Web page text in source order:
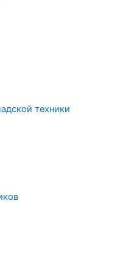
техники